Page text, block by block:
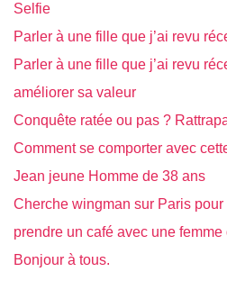
Selfie
Parler à une fille que j’ai revu
Parler à une fille que j’ai revu
améliorer sa valeur
Conquête ratée ou pas ?
Comment se comporter avec
Jean jeune Homme de 38 ans
Cherche wingman sur Paris
prendre un café avec une
Bonjour à tous.